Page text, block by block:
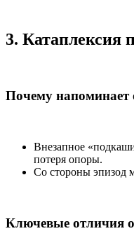
3. Катаплексия
Почему напоминает
Внезапное
потеря опоры.
Со стороны эпизод
Ключевые отличия